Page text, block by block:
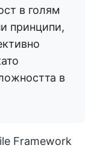
в голям
принципи,
в
Framework